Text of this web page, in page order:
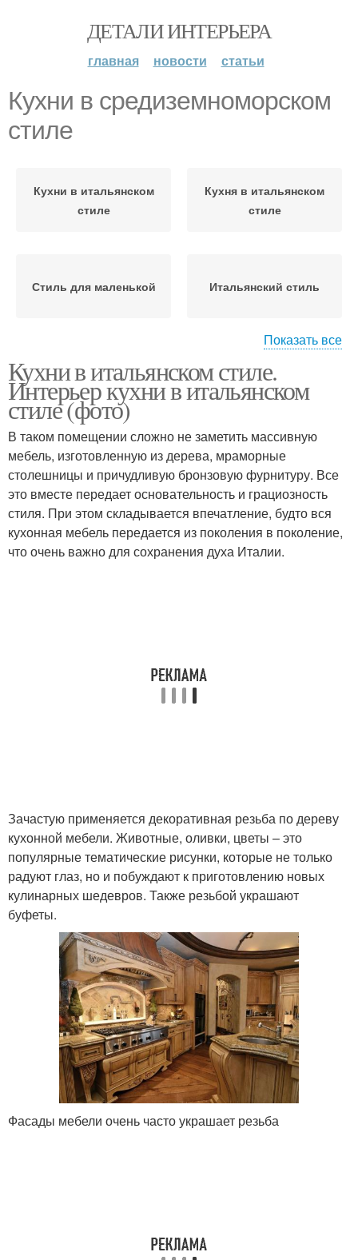
ДЕТАЛИ ИНТЕРЬЕРА
главная новости статьи
Кухни в средиземноморском
стиле
Кухни в итальянском
стиле
Кухня в итальянском
стиле
Стиль для маленькой Итальянский стиль
стиле
Освещение на кухне
Кухня в
средиземноморском
стиле
Показать все
Кухни в итальянском стиле.
Интерьер кухни в итальянском
стиле (фото)
В таком помещении сложно не заметить массивную
мебель, изготовленную из дерева, мраморные
столешницы и причудливую бронзовую фурнитуру. Все
это вместе передает основательность и грациозность
стиля. При этом складывается впечатление, будто вся
кухонная мебель передается из поколения в поколение,
что очень важно для сохранения духа Италии.
Зачастую применяется декоративная резьба по дереву
кухонной мебели. Животные, оливки, цветы – это
популярные тематические рисунки, которые не только
радуют глаз, но и побуждают к приготовлению новых
кулинарных шедевров. Также резьбой украшают
буфеты.
Фасады мебели очень часто украшает резьба